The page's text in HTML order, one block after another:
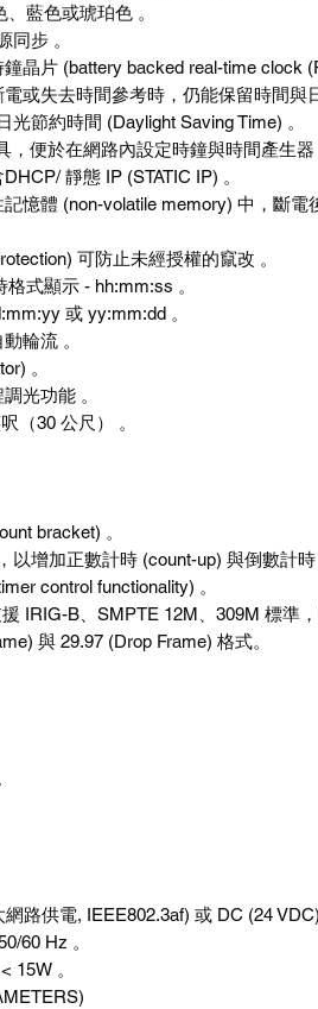
藍色或琥珀色 。
同步 。
晶片 (battery backed real-time clock
或失去時間參考時，仍能保留時間與
節約時間 (Daylight Saving Time) 。
便於在網路內設定時鐘與時間產生器
靜態 IP (STATIC IP) 。
憶體 (non-volatile memory) 中，斷電
可防止未經授權的竄改 。
式顯示 - hh:mm:ss 。
或 yy:mm:dd 。
輪流 。
。
光功能 。
（30 公尺） 。
bracket) 。
以增加正數計時 (count-up) 與倒數計
control functionality) 。
IRIG-B、SMPTE 12M、309M 標準
與 29.97 (Drop Frame) 格式。
路供電, IEEE802.3af) 或 DC (24 VDC)
60 Hz 。
15W 。